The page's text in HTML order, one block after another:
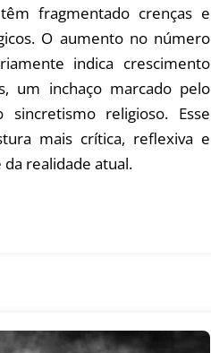
fragmentado crenças e
O aumento no número
indica crescimento
um inchaço marcado pelo
religioso. Esse
mais crítica, reflexiva e
realidade atual.